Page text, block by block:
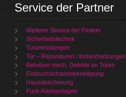
Service der Partner
Weiterer Service der Partner
Sicherheitstechnik
Türumrüstungen
Tür – Reparaturen / Instandsetzungen
Beheben mech. Defekte an Türen
Einbruchschadenbeseitigung
Hausabsicherung
Funk Alarmanlagen